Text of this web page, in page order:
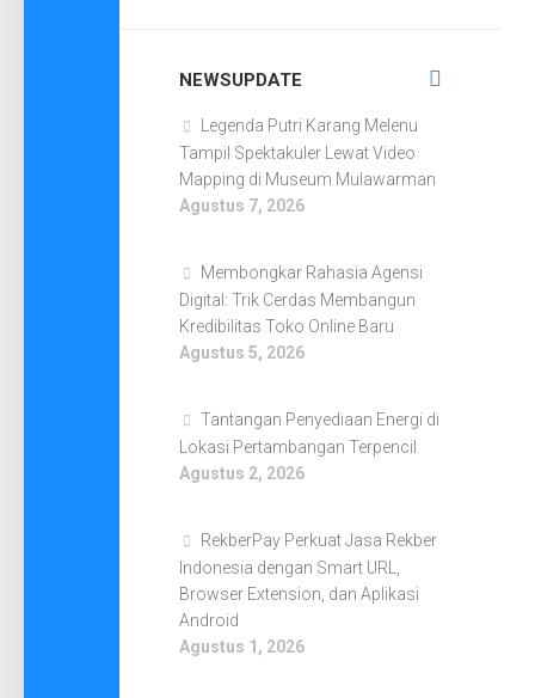
NEWSUPDATE
Legenda Putri Karang Melenu
Tampil Spektakuler Lewat Video
Mapping di Museum Mulawarman
Agustus 7, 2026
Membongkar Rahasia Agensi
Digital: Trik Cerdas Membangun
Kredibilitas Toko Online Baru
Agustus 5, 2026
Tantangan Penyediaan Energi di
Lokasi Pertambangan Terpencil
Agustus 2, 2026
RekberPay Perkuat Jasa Rekber
Indonesia dengan Smart URL,
Browser Extension, dan Aplikasi
Android
Agustus 1, 2026